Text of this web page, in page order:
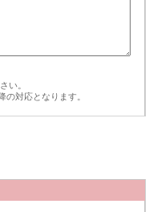
い。
対応となります。